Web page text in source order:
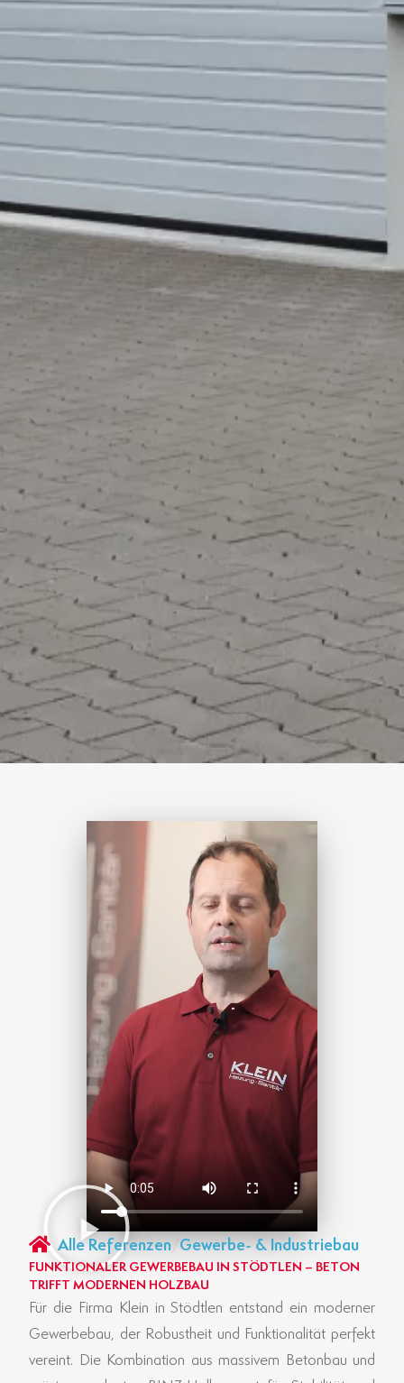
Alle Referenzen/Gewerbe- & Industriebau
FUNKTIONALER GEWERBEBAU IN STÖDTLEN – BETON
TRIFFT MODERNEN HOLZBAU
Für die Firma Klein in Stödtlen entstand ein moderner
Gewerbebau, der Robustheit und Funktionalität perfekt
vereint. Die Kombination aus massivem Betonbau und